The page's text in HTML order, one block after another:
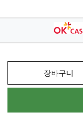
장바구니